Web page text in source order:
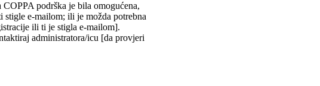
podrška je bila omogućena,
stigle e-mailom; ili je možda potrebna
ili ti je stigla e-mailom].
administratora/icu [da provjeri